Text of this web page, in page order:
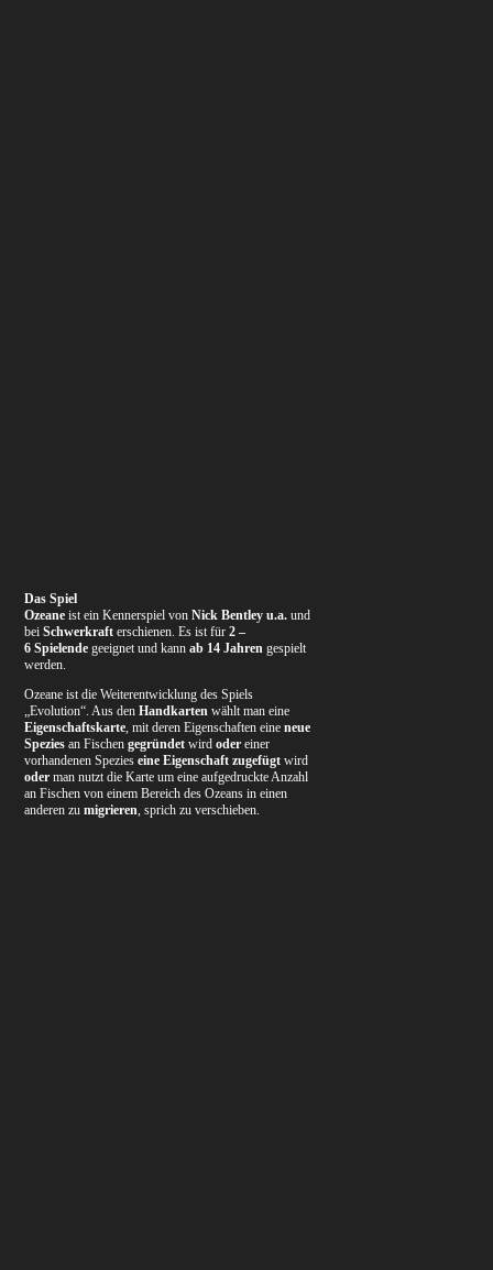
Das Spiel
Ozeane ist ein Kennerspiel vonNick Bentley u.a. und
beiSchwerkrafterschienen. Es ist für2 –
6 Spielende geeignet und kannab 14 Jahren gespielt
werden.
Ozeane ist die Weiterentwicklung des Spiels
„Evolution“. Aus den Handkarten wählt man eine
Eigenschaftskarte, mit deren Eigenschaften eineneue
Spezies an Fischengegründet wirdoder einer
vorhandenen Spezieseine Eigenschaft zugefügt wird
oder man nutzt die Karte um eine aufgedruckte Anzahl
an Fischen von einem Bereich des Ozeans in einen
anderen zumigrieren, sprich zu verschieben.